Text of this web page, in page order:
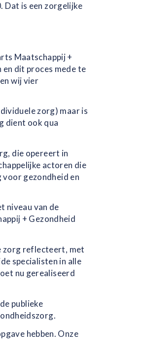
Dat is een zorgelijke
Maatschappij +
en dit proces mede te
wij vier
zorg) maar is
dient ook qua
die opereert in
actoren die
gezondheid en
niveau van de
+ Gezondheid
zorg reflecteert, met
specialisten in alle
nu gerealiseerd
publieke
hebben. Onze